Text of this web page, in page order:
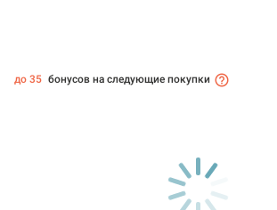
до 35 бонусов на следующие покупки